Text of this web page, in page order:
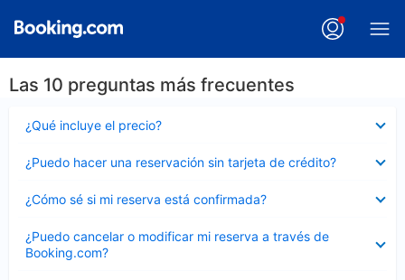
Las 10 preguntas más frecuentes
¿Qué incluye el precio?
cerrado
¿Puedo hacer una reservación sin tarjeta de crédito?
cerrado
¿Cómo sé si mi reserva está confirmada?
cerrado
¿Puedo cancelar o modificar mi reserva a través de
Booking.com?
cerrado